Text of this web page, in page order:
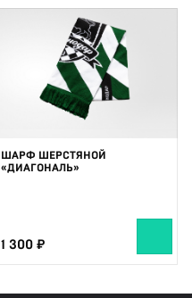
ШАРФ ШЕРСТЯНОЙ
«ДИАГОНАЛЬ»
1 300